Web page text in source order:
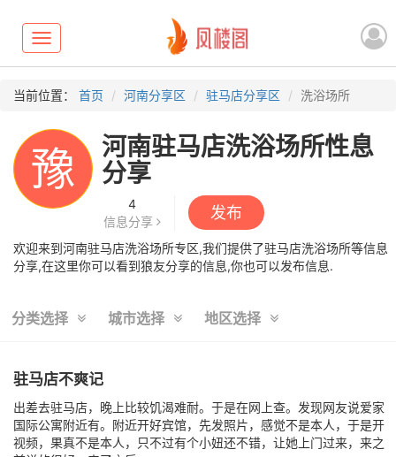
Toggle
navigation
当前位置： 首页 河南分享区 驻马店分享区 洗浴场所
豫
河南驻马店洗浴场所性息
分享
4
信息分享
发布
欢迎来到河南驻马店洗浴场所专区,我们提供了驻马店洗浴场所等信息
分享,在这里你可以看到狼友分享的信息,你也可以发布信息.
分类选择 城市选择 地区选择
驻马店不爽记
出差去驻马店，晚上比较饥渴难耐。于是在网上查。发现网友说爱家
国际公寓附近有。附近开好宾馆，先发照片，感觉不是本人，于是开
视频，果真不是本人，只不过有个小妞还不错，让她上门过来，来之